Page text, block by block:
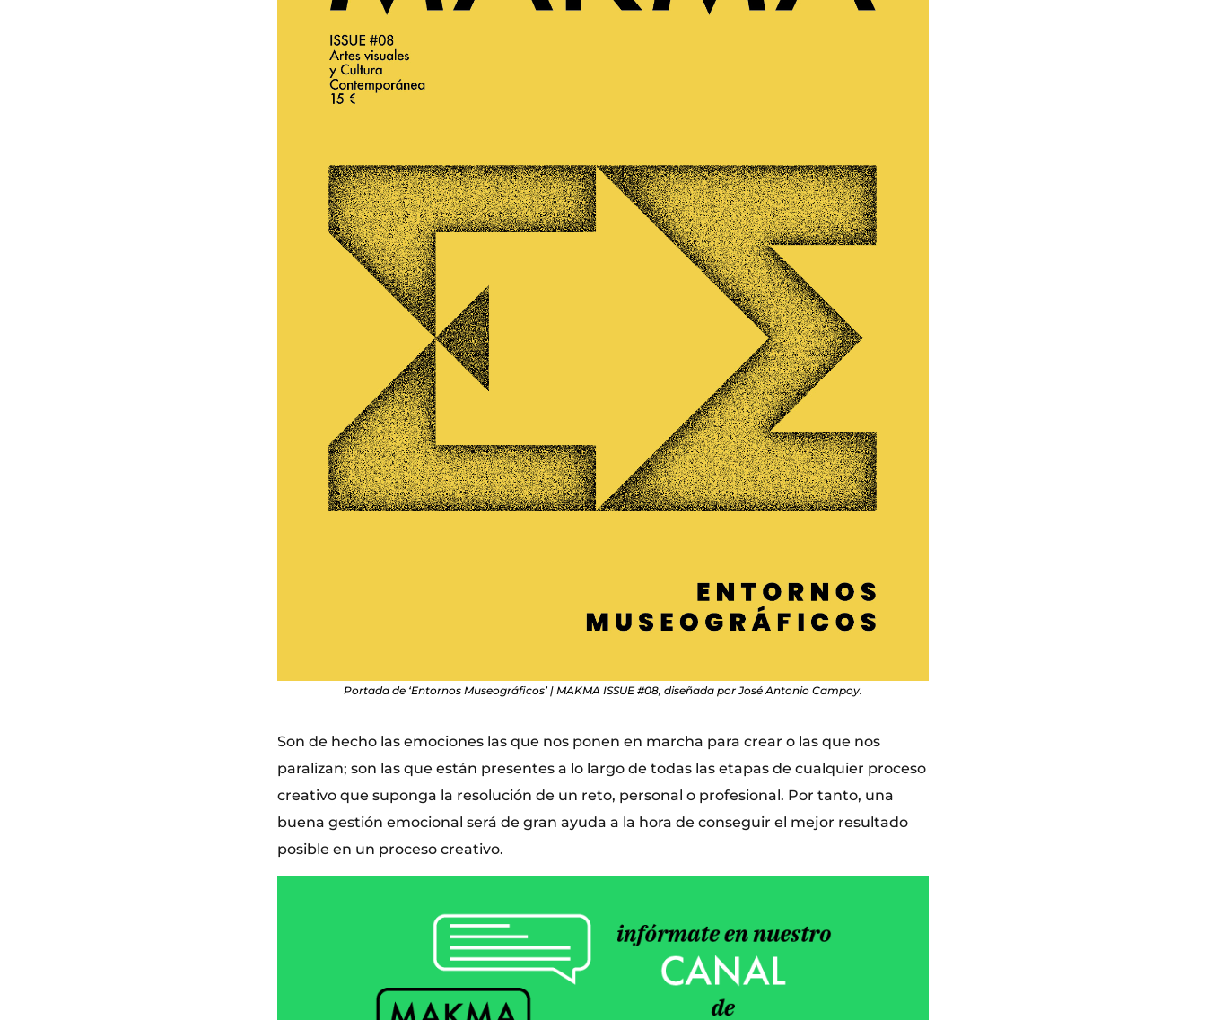
Portada de ‘Entornos Museográficos’ | MAKMA ISSUE #08, diseñada por José Antonio Campoy.
Son de hecho las emociones las que nos ponen en marcha para crear o las que nos
paralizan; son las que están presentes a lo largo de todas las etapas de cualquier proceso
creativo que suponga la resolución de un reto, personal o profesional. Por tanto, una
buena gestión emocional será de gran ayuda a la hora de conseguir el mejor resultado
posible en un proceso creativo.